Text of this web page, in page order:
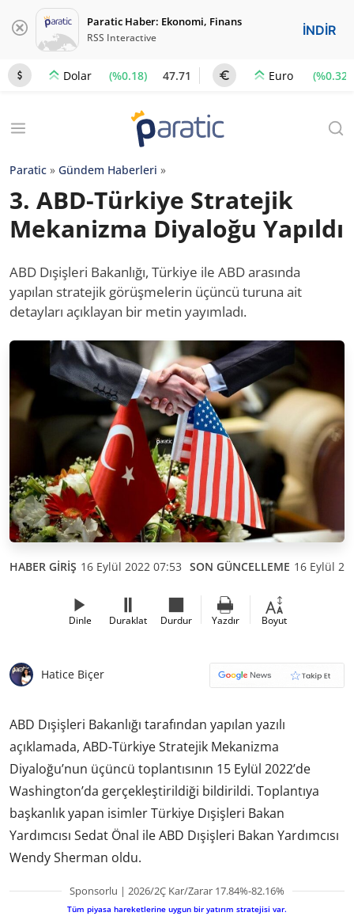
Paratic Haber: Ekonomi, Finans
RSS Interactive İNDİR
Dolar (%0.18) 47.71 Euro (%0.32)
Paratic » Gündem Haberleri »
3. ABD-Türkiye Stratejik
Mekanizma Diyaloğu Yapıldı
ABD Dışişleri Bakanlığı, Türkiye ile ABD arasında
yapılan stratejik görüşmelerin üçüncü turuna ait
detayları açıklayan bir metin yayımladı.
HABER GİRİŞ 16 Eylül 2022 07:53 SON GÜNCELLEME 16 Eylül
Dinle Duraklat Durdur Yazdır Boyut
Hatice Biçer
ABD Dışişleri Bakanlığı tarafından yapılan yazılı
açıklamada, ABD-Türkiye Stratejik Mekanizma
Diyaloğu’nun üçüncü toplantısının 15 Eylül 2022’de
Washington’da gerçekleştirildiği bildirildi. Toplantıya
başkanlık yapan isimler Türkiye Dışişleri Bakan
Yardımcısı Sedat Önal ile ABD Dışişleri Bakan Yardımcısı
Wendy Sherman oldu.
Sponsorlu | 2026/2Ç Kar/Zarar 17.84%-82.16%
Tüm piyasa hareketlerine uygun bir yatırım stratejisi var.